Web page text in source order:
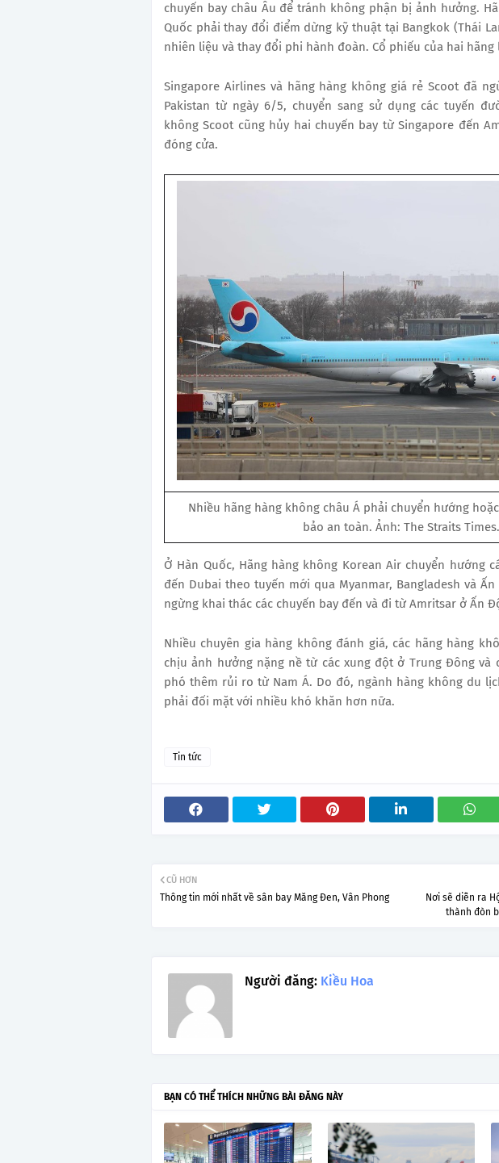
chuyến bay châu Âu để tránh không phận bị ảnh hưởng.
Quốc phải thay đổi điểm dừng kỹ thuật tại Bangkok (Thái
nhiên liệu và thay đổi phi hành đoàn. Cổ phiếu của hai hãng
Singapore Airlines và hãng hàng không giá rẻ Scoot đã
Pakistan từ ngày 6/5, chuyển sang sử dụng các tuyến
không Scoot cũng hủy hai chuyến bay từ Singapore đến
đóng cửa.
Nhiều hãng hàng không châu Á phải chuyển hướng
bảo an toàn. Ảnh: The Straits Times.
Ở Hàn Quốc, Hãng hàng không Korean Air chuyển hướng
đến Dubai theo tuyến mới qua Myanmar, Bangladesh và
ngừng khai thác các chuyến bay đến và đi từ Amritsar ở Ấn
Nhiều chuyên gia hàng không đánh giá, các hãng hàng
chịu ảnh hưởng nặng nề từ các xung đột ở Trung Đông và
phó thêm rủi ro từ Nam Á. Do đó, ngành hàng không du
phải đối mặt với nhiều khó khăn hơn nữa.
Tin tức
Nơi sẽ diễn ra
thành đòn
CŨ HƠN
Thông tin mới nhất về sân bay Măng Đen, Vân Phong
Người đăng: Kiều Hoa
BẠN CÓ THỂ THÍCH NHỮNG BÀI ĐĂNG NÀY